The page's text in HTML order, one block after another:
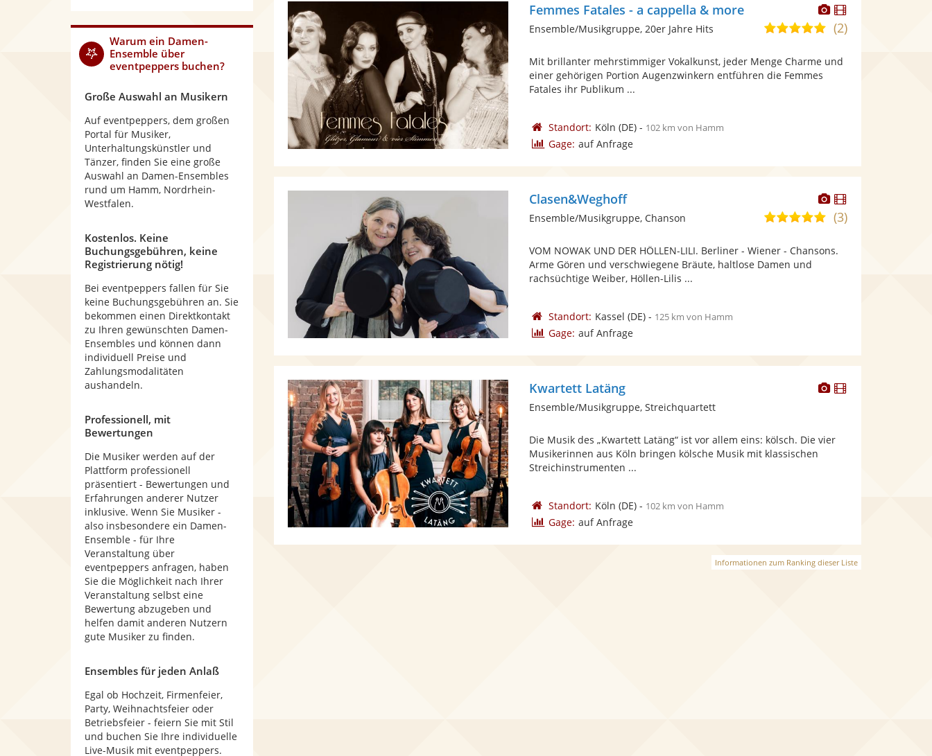
Dieser
Künstler
stellt
Fotos
bereit.
Dieser
Künstler
Femmes Fatales - a cappella & more
5,0
5
(2)
Ensemble/Musikgruppe, 20er Jahre Hits
Mit brillanter mehrstimmiger Vokalkunst, jeder Menge Charme und
einer gehörigen Portion Augenzwinkern entführen die Femmes
Fatales ihr Publikum ...
Standort: Köln (DE)- 102 km von Hamm
Gage: auf Anfrage
Dieser
Künstler
stellt
bereit.
Dieser
Künstler
Clasen&Weghoff
5,0
5
(3)
Ensemble/Musikgruppe, Chanson
VOM NOWAK UND DER HÖLLEN-LILI. Berliner - Wiener - Chansons.
Arme Gören und verschwiegene Bräute, haltlose Damen und
rachsüchtige Weiber, Höllen-Lilis ...
Standort: Kassel (DE)- 125 km von Hamm
Gage: auf Anfrage
Dieser
bereit.
Dieser
Kwartett Latäng
Ensemble/Musikgruppe, Streichquartett
Die Musik des „Kwartett Latäng“ ist vor allem eins: kölsch. Die vier
Musikerinnen aus Köln bringen kölsche Musik mit klassischen
Streichinstrumenten ...
Standort: Köln (DE)- 102 km von Hamm
Gage: auf Anfrage
Informationen zum Ranking dieser Liste
Warum ein Damen-
Ensemble über
eventpeppers buchen?
Große Auswahl an Musikern
Auf eventpeppers, dem großen
Portal für Musiker,
Unterhaltungskünstler und
Tänzer, finden Sie eine große
Auswahl an Damen-Ensembles
rund um Hamm, Nordrhein-
Westfalen.
Kostenlos. Keine
Buchungsgebühren, keine
Registrierung nötig!
Bei eventpeppers fallen für Sie
keine Buchungsgebühren an. Sie
bekommen einen Direktkontakt
zu Ihren gewünschten Damen-
Ensembles und können dann
individuell Preise und
Zahlungsmodalitäten
aushandeln.
Professionell, mit
Bewertungen
Die Musiker werden auf der
Plattform professionell
präsentiert - Bewertungen und
Erfahrungen anderer Nutzer
inklusive. Wenn Sie Musiker -
also insbesondere ein Damen-
Ensemble - für Ihre
Veranstaltung über
eventpeppers anfragen, haben
Sie die Möglichkeit nach Ihrer
Veranstaltung selbst eine
Bewertung abzugeben und
helfen damit anderen Nutzern
gute Musiker zu finden.
Ensembles für jeden Anlaß
Egal ob Hochzeit, Firmenfeier,
Party, Weihnachtsfeier oder
Betriebsfeier - feiern Sie mit Stil
und buchen Sie Ihre individuelle
Live-Musik mit eventpeppers.